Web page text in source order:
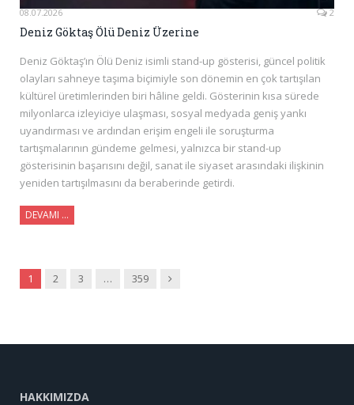
08.07.2026 2
Deniz Göktaş Ölü Deniz Üzerine
Deniz Göktaş’ın Ölü Deniz isimli stand-up gösterisi, güncel politik
olayları sahneye taşıma biçimiyle son dönemin en çok tartışılan
kültürel üretimlerinden biri hâline geldi. Gösterinin kısa sürede
milyonlarca izleyiciye ulaşması, sosyal medyada geniş yankı
uyandırması ve ardından erişim engeli ile soruşturma
tartışmalarının gündeme gelmesi, yalnızca bir stand-up
gösterisinin başarısını değil, sanat ile siyaset arasındaki ilişkinin
yeniden tartışılmasını da beraberinde getirdi.
DEVAMI ...
1 2 3 … 359 Sonraki
HAKKIMIZDA